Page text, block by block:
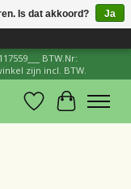
×
BTW.Nr:
zijn incl. BTW.
Verlanglijst
Is dat akkoord?
Ja